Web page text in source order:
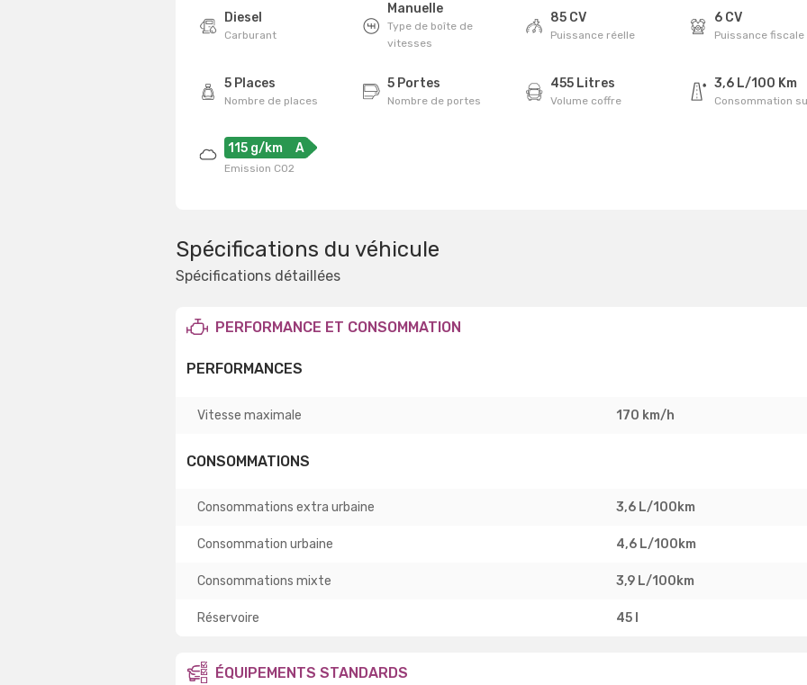
Diesel
Carburant
Manuelle
Type de boîte de
vitesses
85 CV
Puissance réelle
6 CV
Puissance fiscale
5 Places
Nombre de places
5 Portes
Nombre de portes
455 Litres
Volume coffre
3,6 L/100 Km
Consommation
115 g/km A
Emission CO2
Spécifications du véhicule
Spécifications détaillées
PERFORMANCE ET CONSOMMATION
PERFORMANCES
Vitesse maximale 170 km/h
CONSOMMATIONS
Consommations extra urbaine 3,6 L/100km
Consommation urbaine 4,6 L/100km
Consommations mixte 3,9 L/100km
Réservoire 45 l
ÉQUIPEMENTS STANDARDS